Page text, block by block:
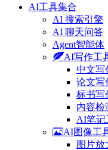
AI工具集合
AI 搜索引擎
AI 聊天问答
Agent智能体
AI写作工
中文写
论文写
标书写
内容检
AI笔记
AI图像工
图片放